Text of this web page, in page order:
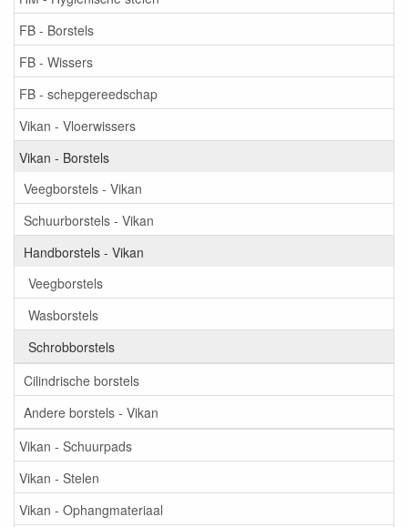
FB - Borstels
FB - Wissers
FB - schepgereedschap
Vikan - Vloerwissers
Vikan - Borstels
Veegborstels - Vikan
Schuurborstels - Vikan
Handborstels - Vikan
Veegborstels
Wasborstels
Schrobborstels
Cilindrische borstels
Andere borstels - Vikan
Vikan - Schuurpads
Vikan - Stelen
Vikan - Ophangmateriaal